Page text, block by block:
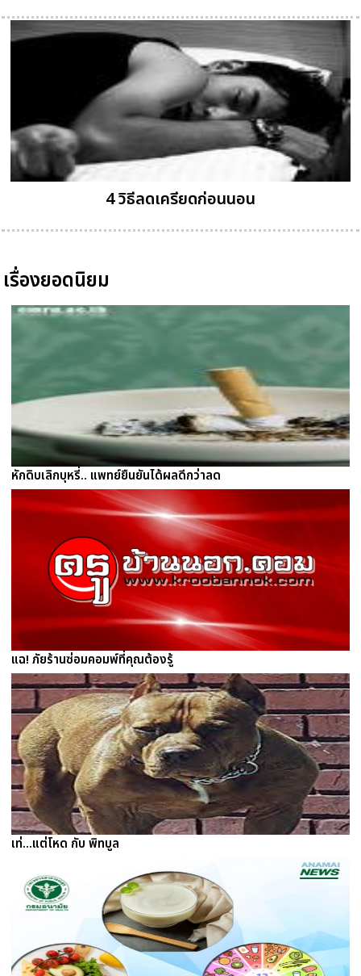
4 วิธีลดเครียดก่อนนอน
เรื่องยอดนิยม
หักดิบเลิกบุหรี่.. แพทย์ยืนยันได้ผลดีกว่าลด
แฉ! ภัยร้านซ่อมคอมพ์ที่คุณต้องรู้
เท่...แต่โหด กับ พิทบูล